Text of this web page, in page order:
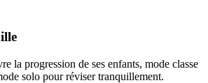
la progression de ses enfants, mode classe
solo pour réviser tranquillement.